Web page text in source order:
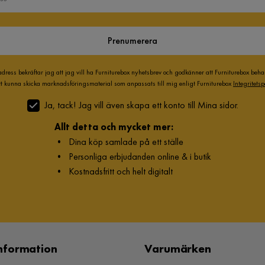
Prenumerera
bekräftar jag att jag vill ha Furniturebox nyhetsbrev och godkänner att Furniturebox
kunna skicka marknadsföringsmaterial som anpassats till mig enligt Furniturebox
Ja, tack! Jag vill även skapa ett konto till Mina sidor.
Allt detta och mycket mer:
• Dina köp samlade på ett ställe
• Personliga erbjudanden online & i butik
• Kostnadsfritt och helt digitalt
Varumärken